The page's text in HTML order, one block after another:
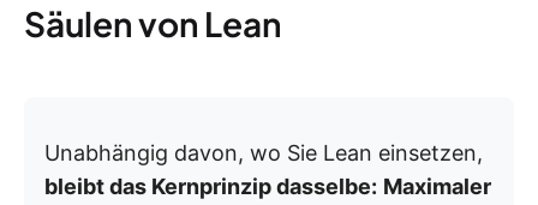
Säulen von Lean
Unabhängig davon, wo Sie Lean einsetzen,
bleibt das Kernprinzip dasselbe: Maximaler